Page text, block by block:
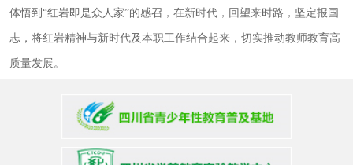
体悟到“红岩即是众人家”的感召，在新时代，回望来时路，坚定报国
志，将红岩精神与新时代及本职工作结合起来，切实推动教师教育高
质量发展。